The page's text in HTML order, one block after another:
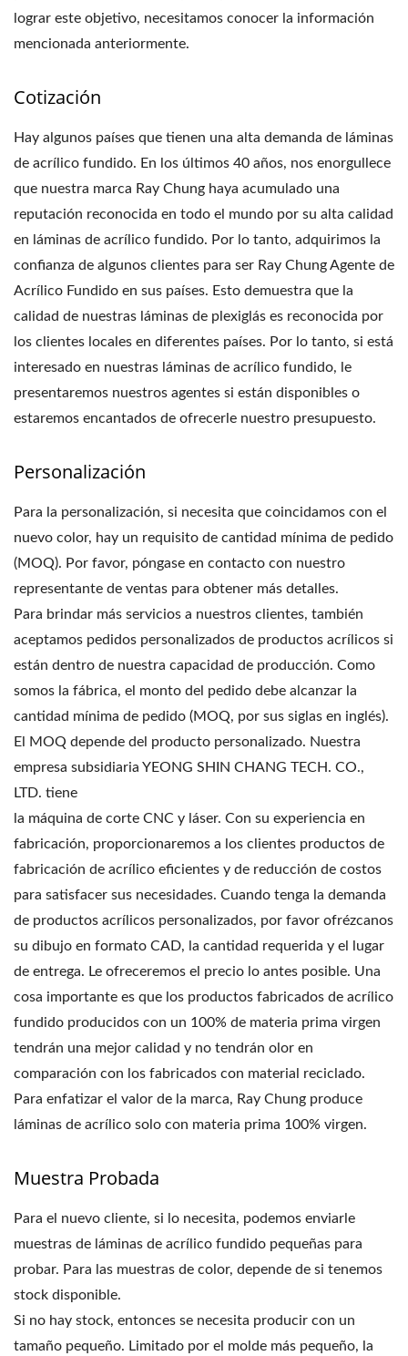
lograr este objetivo, necesitamos conocer la información
mencionada anteriormente.
Cotización
Hay algunos países que tienen una alta demanda de láminas
de acrílico fundido. En los últimos 40 años, nos enorgullece
que nuestra marca Ray Chung haya acumulado una
reputación reconocida en todo el mundo por su alta calidad
en láminas de acrílico fundido. Por lo tanto, adquirimos la
confianza de algunos clientes para ser Ray Chung Agente de
Acrílico Fundido en sus países. Esto demuestra que la
calidad de nuestras láminas de plexiglás es reconocida por
los clientes locales en diferentes países. Por lo tanto, si está
interesado en nuestras láminas de acrílico fundido, le
presentaremos nuestros agentes si están disponibles o
estaremos encantados de ofrecerle nuestro presupuesto.
Personalización
Para la personalización, si necesita que coincidamos con el
nuevo color, hay un requisito de cantidad mínima de pedido
(MOQ). Por favor, póngase en contacto con nuestro
representante de ventas para obtener más detalles.
Para brindar más servicios a nuestros clientes, también
aceptamos pedidos personalizados de productos acrílicos si
están dentro de nuestra capacidad de producción. Como
somos la fábrica, el monto del pedido debe alcanzar la
cantidad mínima de pedido (MOQ, por sus siglas en inglés).
El MOQ depende del producto personalizado. Nuestra
empresa subsidiaria YEONG SHIN CHANG TECH. CO.,
LTD. tiene
la máquina de corte CNC y láser. Con su experiencia en
fabricación, proporcionaremos a los clientes productos de
fabricación de acrílico eficientes y de reducción de costos
para satisfacer sus necesidades. Cuando tenga la demanda
de productos acrílicos personalizados, por favor ofrézcanos
su dibujo en formato CAD, la cantidad requerida y el lugar
de entrega. Le ofreceremos el precio lo antes posible. Una
cosa importante es que los productos fabricados de acrílico
fundido producidos con un 100% de materia prima virgen
tendrán una mejor calidad y no tendrán olor en
comparación con los fabricados con material reciclado.
Para enfatizar el valor de la marca, Ray Chung produce
láminas de acrílico solo con materia prima 100% virgen.
Muestra Probada
Para el nuevo cliente, si lo necesita, podemos enviarle
muestras de láminas de acrílico fundido pequeñas para
probar. Para las muestras de color, depende de si tenemos
stock disponible.
Si no hay stock, entonces se necesita producir con un
tamaño pequeño. Limitado por el molde más pequeño, la